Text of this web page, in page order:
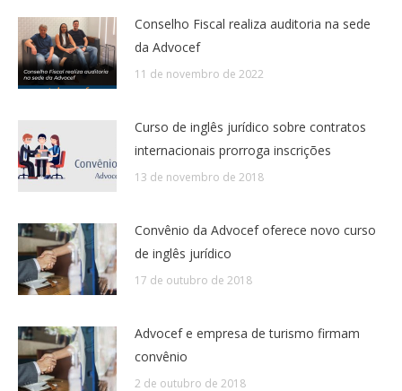
Conselho Fiscal realiza auditoria na sede
da Advocef
11 de novembro de 2022
Curso de inglês jurídico sobre contratos
internacionais prorroga inscrições
13 de novembro de 2018
Convênio da Advocef oferece novo curso
de inglês jurídico
17 de outubro de 2018
Advocef e empresa de turismo firmam
convênio
2 de outubro de 2018